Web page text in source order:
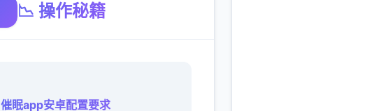
📉 操作秘籍
催眠app安卓配置要求